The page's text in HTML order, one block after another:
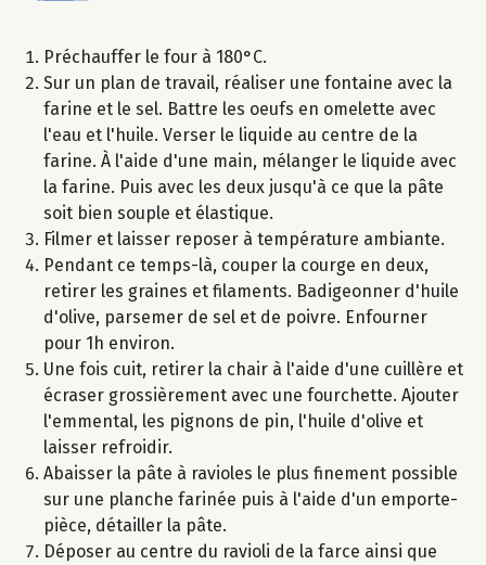
Préchauffer le four à 180°C.
Sur un plan de travail, réaliser une fontaine avec la
farine et le sel. Battre les oeufs en omelette avec
l'eau et l'huile. Verser le liquide au centre de la
farine. À l'aide d'une main, mélanger le liquide avec
la farine. Puis avec les deux jusqu'à ce que la pâte
soit bien souple et élastique.
Filmer et laisser reposer à température ambiante.
Pendant ce temps-là, couper la courge en deux,
retirer les graines et filaments. Badigeonner d'huile
d'olive, parsemer de sel et de poivre. Enfourner
pour 1h environ.
Une fois cuit, retirer la chair à l'aide d'une cuillère et
écraser grossièrement avec une fourchette. Ajouter
l'emmental, les pignons de pin, l'huile d'olive et
laisser refroidir.
Abaisser la pâte à ravioles le plus finement possible
sur une planche farinée puis à l'aide d'un emporte-
pièce, détailler la pâte.
Déposer au centre du ravioli de la farce ainsi que